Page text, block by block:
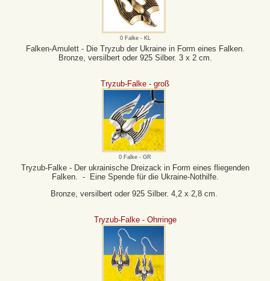
0 Falke - KL
Falken-Amulett - Die Tryzub der Ukraine in Form eines Falken.
Bronze, versilbert oder 925 Silber. 3 x 2 cm.
Tryzub-Falke - groß
0 Falke - GR
Tryzub-Falke - Der ukrainische Dreizack in Form eines fliegenden
Falken. - Eine Spende für die Ukraine-Nothilfe.
Bronze, versilbert oder 925 Silber. 4,2 x 2,8 cm.
Tryzub-Falke - Ohrringe